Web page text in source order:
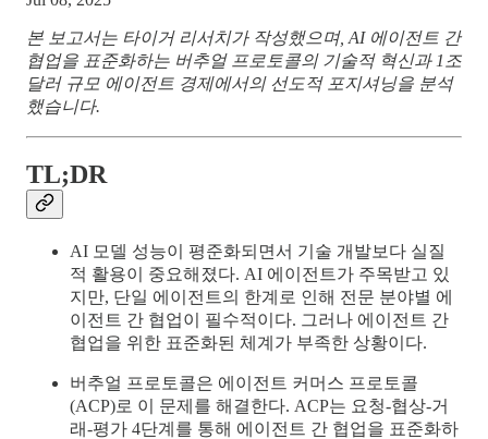
본 보고서는 타이거 리서치가 작성했으며, AI 에이전트 간
협업을 표준화하는 버추얼 프로토콜의 기술적 혁신과 1조
달러 규모 에이전트 경제에서의 선도적 포지셔닝을 분석
했습니다.
TL;DR
AI 모델 성능이 평준화되면서 기술 개발보다 실질
적 활용이 중요해졌다. AI 에이전트가 주목받고 있
지만, 단일 에이전트의 한계로 인해 전문 분야별 에
이전트 간 협업이 필수적이다. 그러나 에이전트 간
협업을 위한 표준화된 체계가 부족한 상황이다.
버추얼 프로토콜은 에이전트 커머스 프로토콜
(ACP)로 이 문제를 해결한다. ACP는 요청-협상-거
래-평가 4단계를 통해 에이전트 간 협업을 표준화하